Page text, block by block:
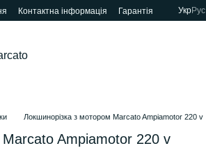
Контактна інформація Гарантія УкрРус
Локшинорізка з мотором Marcato Ampiamotor 220 v
Ampiamotor 220 v